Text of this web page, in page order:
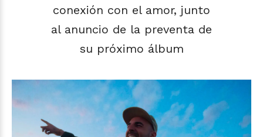
conexión con el amor, junto
al anuncio de la preventa de
su próximo álbum